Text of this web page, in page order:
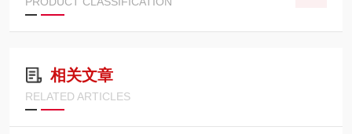
相关文章
RELATED ARTICLES